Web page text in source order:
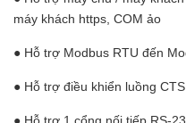
máy khách https, COM ảo
● Hỗ trợ Modbus RTU đến
● Hỗ trợ điều khiển luồng